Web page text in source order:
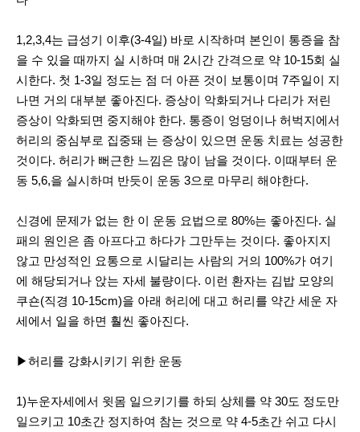
1,2,3,4는 급성기 이후(3-4일) 바로 시작하며 본인이 통증을 참
을 수 있을 때까지 실 시하며 매 2시간 간격으로 약 10-15회 실
시한다. 첫 1-3일 정도는 점 더 아픈 것이 보통이며 7주일이 지
나면 거의 대부분 좋아진다. 증상이 악화되거나 다리가 저린
증상이 악화되면 중지해야 한다. 통증이 엉덩이나 허벅지에서
허리의 중심부로 집중돼 는 증상이 있으면 운동 치료는 성공한
것이다. 허리가 뻐근한 느낌은 많이 남을 것이다. 이때부터 운
동 5,6,을 실시하며 반듯이 운동 3으로 마무리 해야한다.
신경에 문제가 없는 한 이 운동 요법으로 80%는 좋아진다. 실
패의 원인은 좀 아프다고 하다가 그만두는 것이다. 좋아지지
않고 만성적인 요통으로 시달리는 사람의 거의 100%가 여기
에 해당되거나 앉는 자세 불량이다. 이런 환자는 김밥 모양의
쿠숀(직경 10-15cm)을 아래 허리에 대고 허리를 약간 세운 자
세에서 일을 하면 훨씬 좋아진다.
▶허리를 강화시키기 위한 운동
1)누운자세에서 윗몸 일으키기를 하되 상체를 약 30도 정도만
일으키고 10초간 정지하여 참는 것으로 약 4-5초간 쉬고 다시